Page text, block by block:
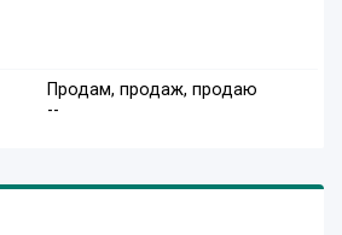
Продам, продаж, продаю
--